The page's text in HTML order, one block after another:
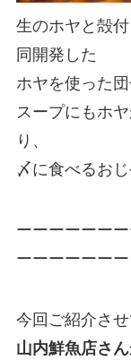
生のホヤと殻
同開発した
ホヤを使った
スープにもホ
り、
〆に食べるお
ーーーーーー
ーーーーーーー
今回ご紹介さ
山内鮮魚店さ